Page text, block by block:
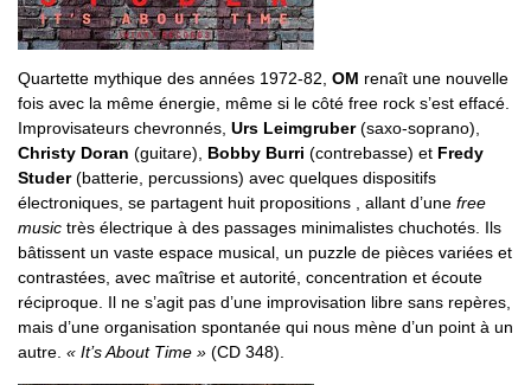
Quartette mythique des années 1972-82, OM renaît une nouvelle
fois avec la même énergie, même si le côté free rock s’est effacé.
Improvisateurs chevronnés, Urs Leimgruber(saxo-soprano),
Christy Doran (guitare), Bobby Burri (contrebasse) et Fredy
Studer(batterie, percussions) avec quelques dispositifs
électroniques, se partagent huit propositions , allant d’une free
music très électrique à des passages minimalistes chuchotés. Ils
bâtissent un vaste espace musical, un puzzle de pièces variées et
contrastées, avec maîtrise et autorité, concentration et écoute
réciproque. Il ne s’agit pas d’une improvisation libre sans repères,
mais d’une organisation spontanée qui nous mène d’un point à un
autre. « It’s About Time » (CD 348).